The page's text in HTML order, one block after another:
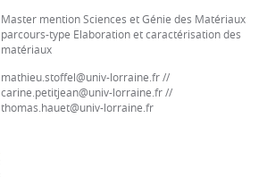
Master mention Sciences et Génie des Matériaux
parcours-type Elaboration et caractérisation des
matériaux
mathieu.stoffel@univ-lorraine.fr //
carine.petitjean@univ-lorraine.fr //
thomas.hauet@univ-lorraine.fr